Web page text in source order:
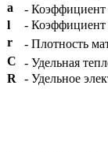
a
- Коэффициент
l
- Коэффициент
r
- Плотность
C
- Удельная
R - Удельное